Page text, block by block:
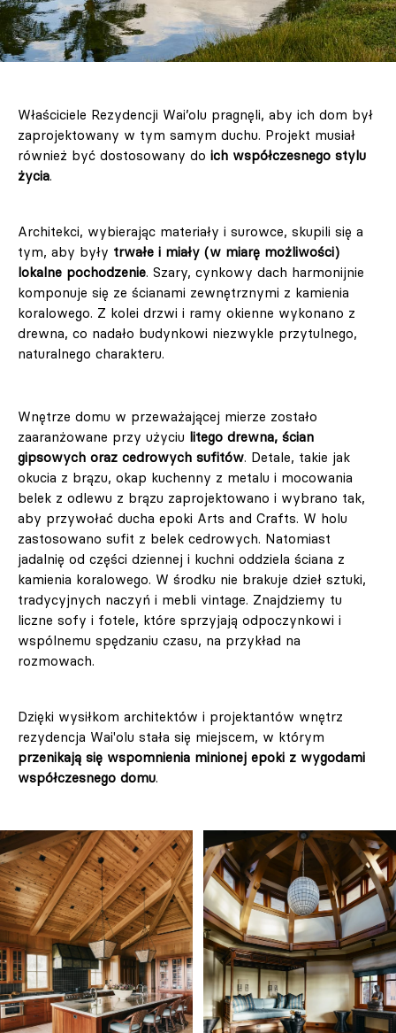
Właściciele Rezydencji Wai’olu pragnęli, aby ich dom był
zaprojektowany w tym samym duchu. Projekt musiał
również być dostosowany do ich współczesnego stylu
życia.
Architekci, wybierając materiały i surowce, skupili się a
tym, aby były trwałe i miały (w miarę możliwości)
lokalne pochodzenie. Szary, cynkowy dach harmonijnie
komponuje się ze ścianami zewnętrznymi z kamienia
koralowego. Z kolei drzwi i ramy okienne wykonano z
drewna, co nadało budynkowi niezwykle przytulnego,
naturalnego charakteru.
Wnętrze domu w przeważającej mierze zostało
zaaranżowane przy użyciu litego drewna, ścian
gipsowych oraz cedrowych sufitów. Detale, takie jak
okucia z brązu, okap kuchenny z metalu i mocowania
belek z odlewu z brązu zaprojektowano i wybrano tak,
aby przywołać ducha epoki Arts and Crafts. W holu
zastosowano sufit z belek cedrowych. Natomiast
jadalnię od części dziennej i kuchni oddziela ściana z
kamienia koralowego. W środku nie brakuje dzieł sztuki,
tradycyjnych naczyń i mebli vintage. Znajdziemy tu
liczne sofy i fotele, które sprzyjają odpoczynkowi i
wspólnemu spędzaniu czasu, na przykład na
rozmowach.
Dzięki wysiłkom architektów i projektantów wnętrz
rezydencja Wai'olu stała się miejscem, w którym
przenikają się wspomnienia minionej epoki z wygodami
współczesnego domu.